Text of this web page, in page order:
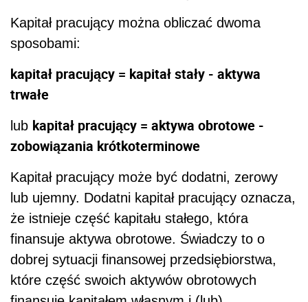
Kapitał pracujący można obliczać dwoma
sposobami:
kapitał pracujący = kapitał stały - aktywa
trwałe
lub kapitał pracujący = aktywa obrotowe -
zobowiązania krótkoterminowe
Kapitał pracujący może być dodatni, zerowy
lub ujemny. Dodatni kapitał pracujący oznacza,
że istnieje część kapitału stałego, która
finansuje aktywa obrotowe. Świadczy to o
dobrej sytuacji finansowej przedsiębiorstwa,
które część swoich aktywów obrotowych